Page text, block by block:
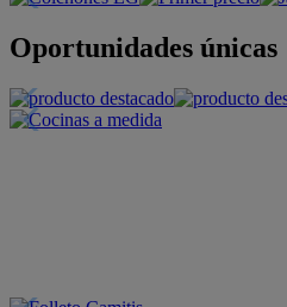
Oportunidades únicas